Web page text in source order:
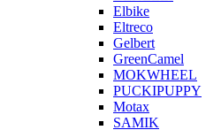
Elbike
Eltreco
Gelbert
GreenCamel
MOKWHEEL
PUCKIPUPPY
Motax
SAMIK